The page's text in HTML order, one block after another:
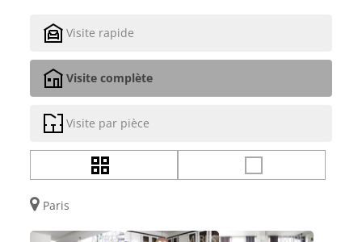
Visite rapide
Visite complète
Visite par pièce
Paris